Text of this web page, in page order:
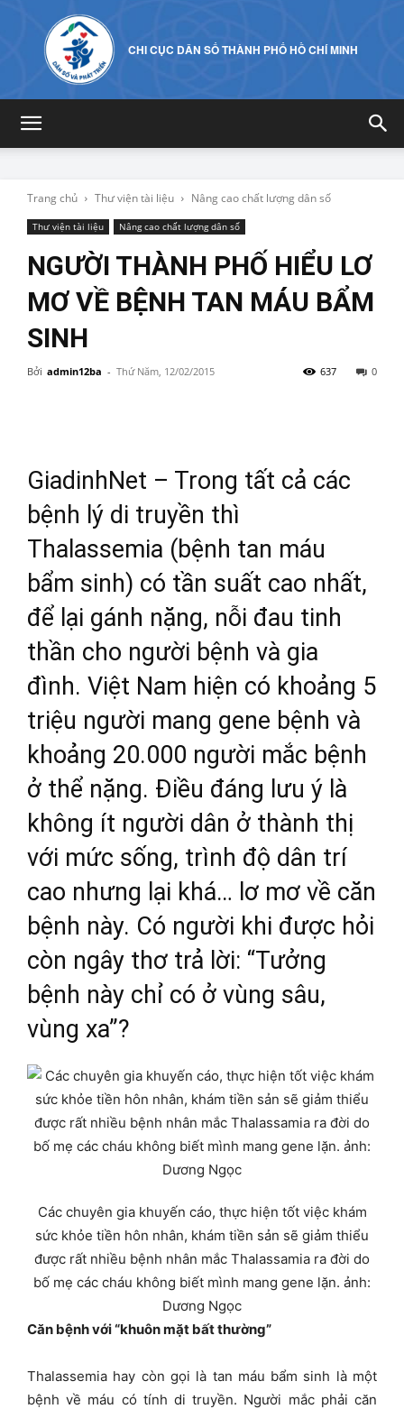
CHI CỤC DÂN SỐ THÀNH PHỐ HỒ CHÍ MINH
Trang chủ Thư viện tài liệu Nâng cao chất lượng dân số
Thư viện tài liệu Nâng cao chất lượng dân số
NGƯỜI THÀNH PHỐ HIỂU LƠ
MƠ VỀ BỆNH TAN MÁU BẨM
SINH
Bởi admin12ba - Thứ Năm, 12/02/2015 0
637
GiadinhNet – Trong tất cả các
bệnh lý di truyền thì
Thalassemia (bệnh tan máu
bẩm sinh) có tần suất cao nhất,
để lại gánh nặng, nỗi đau tinh
thần cho người bệnh và gia
đình. Việt Nam hiện có khoảng 5
triệu người mang gene bệnh và
khoảng 20.000 người mắc bệnh
ở thể nặng. Điều đáng lưu ý là
không ít người dân ở thành thị
với mức sống, trình độ dân trí
cao nhưng lại khá… lơ mơ về căn
bệnh này. Có người khi được hỏi
còn ngây thơ trả lời: “Tưởng
bệnh này chỉ có ở vùng sâu,
vùng xa”?
Các chuyên gia khuyến cáo, thực hiện tốt việc khám
sức khỏe tiền hôn nhân, khám tiền sản sẽ giảm thiểu
được rất nhiều bệnh nhân mắc Thalassamia ra đời do
bố mẹ các cháu không biết mình mang gene lặn. ảnh:
Dương Ngọc
Căn bệnh với “khuôn mặt bất thường”
Thalassemia hay còn gọi là tan máu bẩm sinh là một
bệnh về máu có tính di truyền. Người mắc phải căn